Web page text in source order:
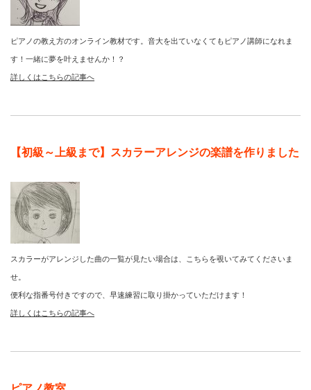
ピアノの教え方のオンライン教材です。音大を出ていなくてもピアノ講師になれま
す！一緒に夢を叶えませんか！？
詳しくはこちらの記事へ
【初級～上級まで】スカラーアレンジの楽譜を作りました
スカラーがアレンジした曲の一覧が見たい場合は、こちらを覗いてみてくださいま
せ。
便利な指番号付きですので、早速練習に取り掛かっていただけます！
詳しくはこちらの記事へ